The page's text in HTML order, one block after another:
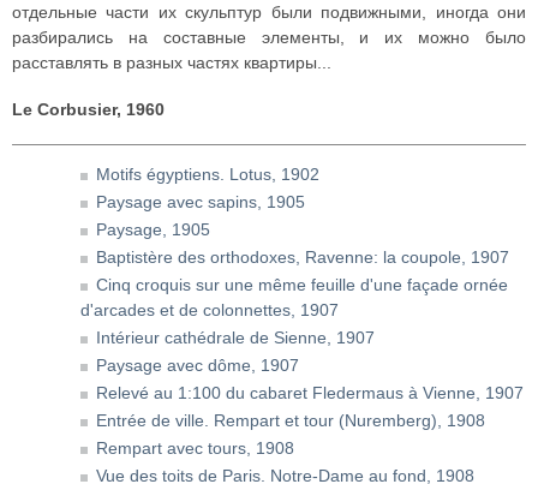
отдельные части их скульптур были подвижными, иногда они
разбирались на составные элементы, и их можно было
расставлять в разных частях квартиры...
Le Corbusier, 1960
Motifs égyptiens. Lotus, 1902
Paysage avec sapins, 1905
Paysage, 1905
Baptistère des orthodoxes, Ravenne: la coupole, 1907
Cinq croquis sur une même feuille d'une façade ornée
d'arcades et de colonnettes, 1907
Intérieur cathédrale de Sienne, 1907
Paysage avec dôme, 1907
Relevé au 1:100 du cabaret Fledermaus à Vienne, 1907
Entrée de ville. Rempart et tour (Nuremberg), 1908
Rempart avec tours, 1908
Vue des toits de Paris. Notre-Dame au fond, 1908